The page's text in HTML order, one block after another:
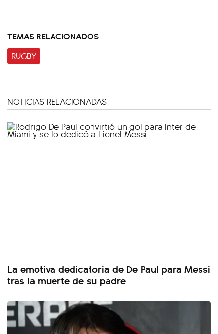
TEMAS RELACIONADOS
RUGBY
NOTICIAS RELACIONADAS
La emotiva dedicatoria de De Paul para Messi
tras la muerte de su padre